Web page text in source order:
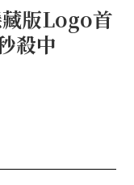
版Logo首
殺中